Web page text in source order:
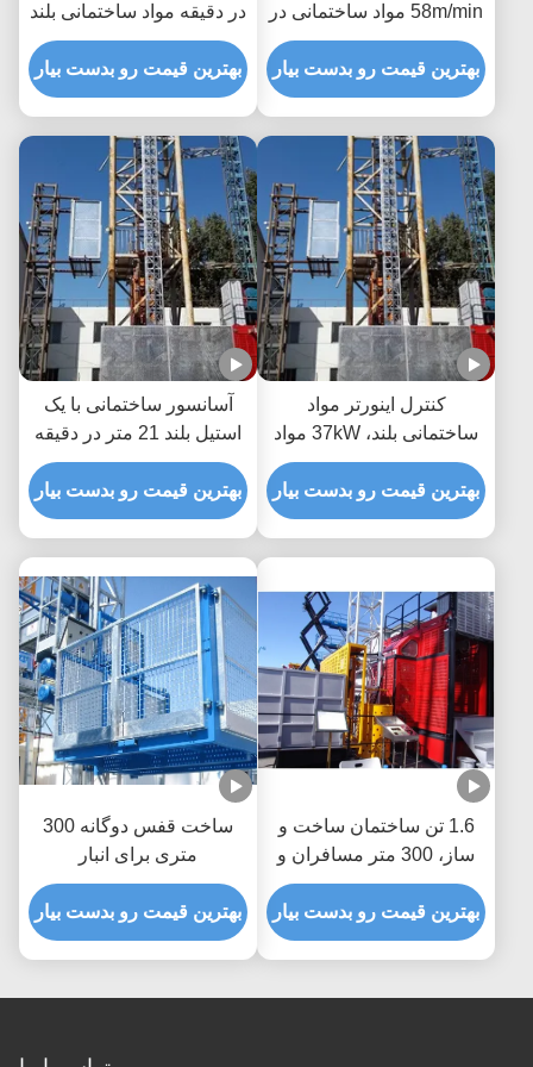
58m/min مواد ساختمانی در
محل ساخت
بهترین قیمت رو بدست بیار
در دقیقه مواد ساختمانی بلند
کردن در محل ساخت و ساز
بلند کردن محل ساخت و
ساز
بهترین قیمت رو بدست بیار
کنترل اینورتر مواد
ساختمانی بلند، 37kW مواد
مسافربری بلند
بهترین قیمت رو بدست بیار
آسانسور ساختمانی با یک
استیل بلند 21 متر در دقیقه
بهترین قیمت رو بدست بیار
1.6 تن ساختمان ساخت و
ساز، 300 متر مسافران و
مواد
بهترین قیمت رو بدست بیار
ساخت قفس دوگانه 300
متری برای انبار
بهترین قیمت رو بدست بیار